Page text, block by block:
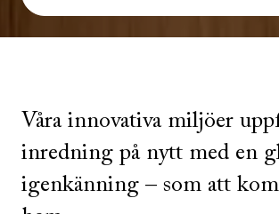
Våra innovativa miljöer
inredning på nytt med en
igenkänning – som att